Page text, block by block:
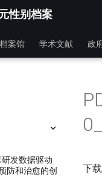
性别档案
案馆 学术文献 政
发数据驱动
防和治愈的创
下